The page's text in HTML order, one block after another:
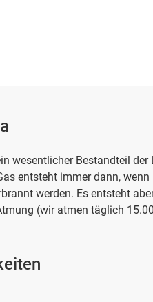
wesentlicher Bestandteil
entsteht immer dann,
werden. Es entsteht
(wir atmen täglich